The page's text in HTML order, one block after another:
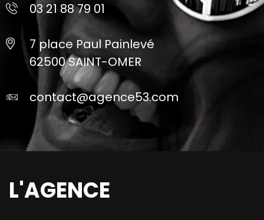
03 21 88 79 01
7 place Paul Painlevé
62500 SAINT-OMER
contact@agence53.com
L'AGENCE